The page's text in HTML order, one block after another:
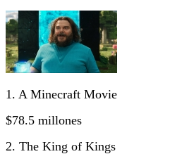
1. A Minecraft Movie
$78.5 millones
2. The King of Kings